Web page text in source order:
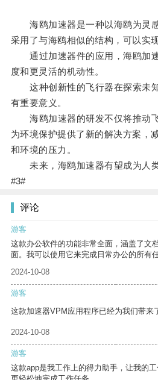
海鸥加速器是一种以海鸥为灵
采用了与海鸥相似的结构，可以实
通过加速器件的应用，海鸥加
度和更灵活的机动性。
这种创新性的飞行器在探索未
有重要意义。
海鸥加速器的研发不仅将推动
为环境保护提供了新的解决方案，
和环境的压力。
未来，海鸥加速器有望成为人类
#3#
评论
游客
这款办公软件的功能非常全面，涵盖了文
面。我可以使用它来完成日常办公的所有
2024-10-08
游客
这款加速器VPM应用程序已经为我们带来
2024-10-08
游客
这款app是我工作上的得力助手，让我的